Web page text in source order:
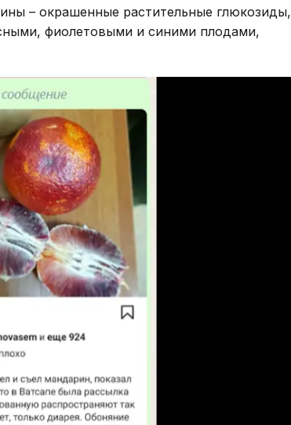
– окрашенные растительные глюкозиды,
фиолетовыми и синими плодами,